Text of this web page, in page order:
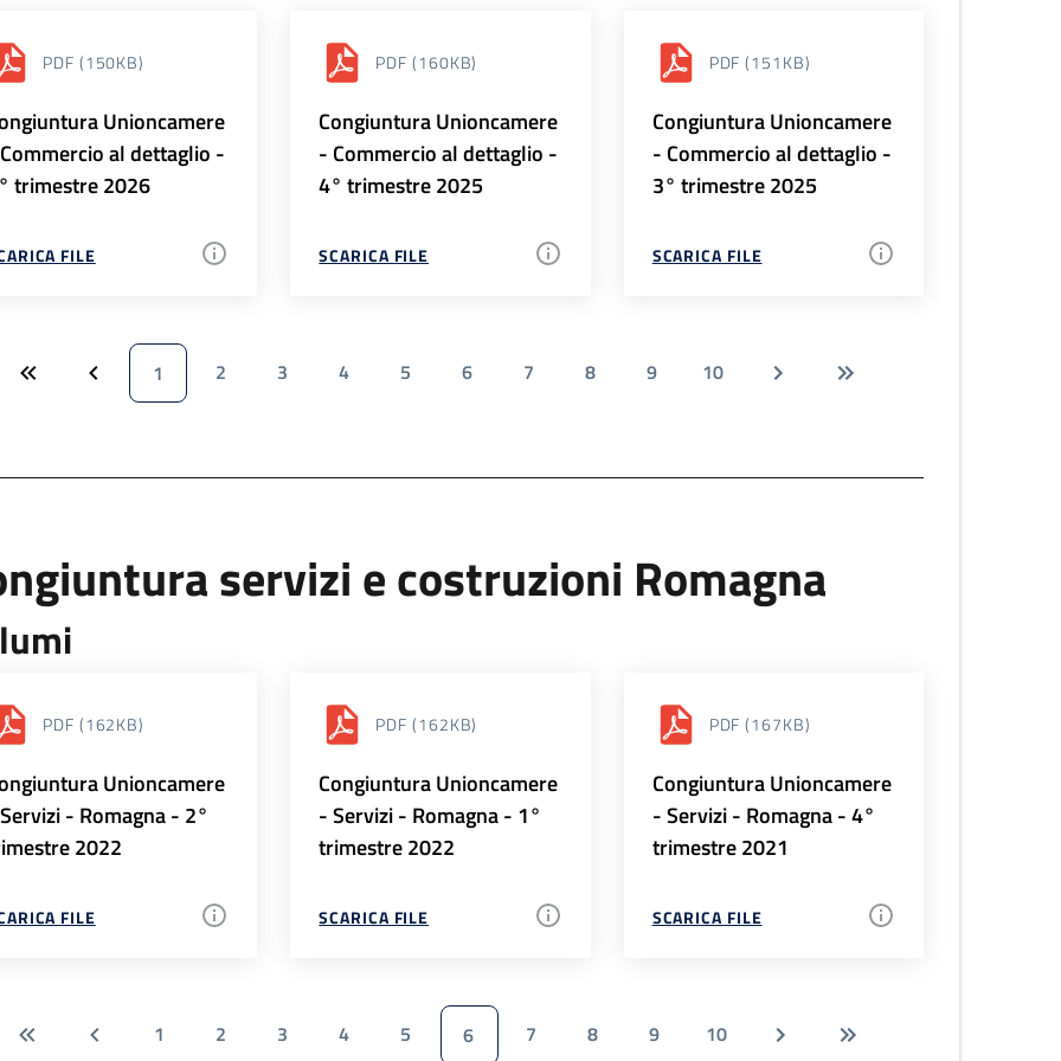
PDF (150KB)
Unioncamere
al dettaglio -
trimestre 2026
FILE
PDF (160KB)
Congiuntura Unioncamere
- Commercio al dettaglio -
4° trimestre 2025
SCARICA FILE
PDF (151KB)
Congiuntura Unioncamere
- Commercio al dettaglio -
3° trimestre 2025
SCARICA FILE
1 2 3 4 5 6 7 8 9 10
servizi e costruzioni Romagna
PDF (162KB)
Unioncamere
- Romagna - 2°
2022
FILE
PDF (162KB)
Congiuntura Unioncamere
- Servizi - Romagna - 1°
trimestre 2022
SCARICA FILE
PDF (167KB)
Congiuntura Unioncamere
- Servizi - Romagna - 4°
trimestre 2021
SCARICA FILE
1 2 3 4 5 6 7 8 9 10